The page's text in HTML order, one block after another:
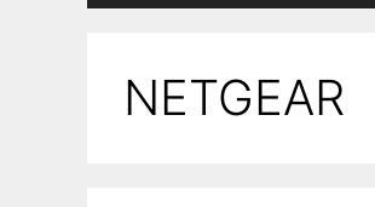
NETGEAR